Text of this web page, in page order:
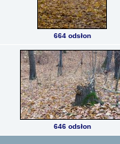
664 odsłon
646 odsłon